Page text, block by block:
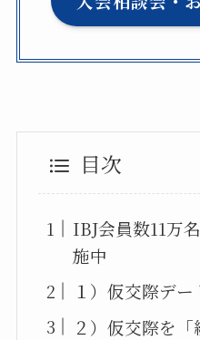
目次
IBJ会員数11万
施中
１）仮交際デ
２）仮交際を